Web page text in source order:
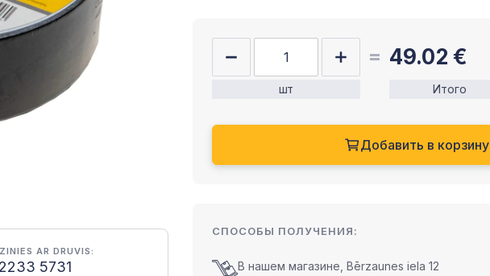
AR DRUVIS:
5731
шт
49.02 €
Итого
Добавить в корзину
СПОСОБЫ ПОЛУЧЕНИЯ:
В нашем магазине, Bērzaunes iela 12